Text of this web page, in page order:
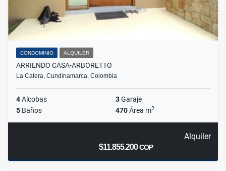
CONDOMINIO ALQUILER
ARRIENDO CASA-ARBORETTO
La Calera, Cundinamarca, Colombia
4Alcobas 3Garaje
5 Baños 470Área m2
Alquiler
$11.855.200COP